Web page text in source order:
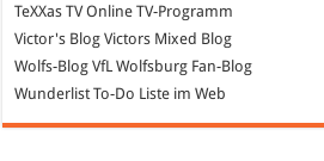
TeXXas TVOnline TV-Programm
Victor's Blog Victors Mixed Blog
Wolfs-Blog VfL Wolfsburg Fan-Blog
Wunderlist To-Do Liste im Web